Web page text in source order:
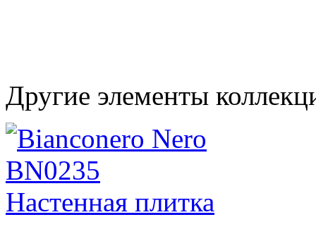
Другие элементы